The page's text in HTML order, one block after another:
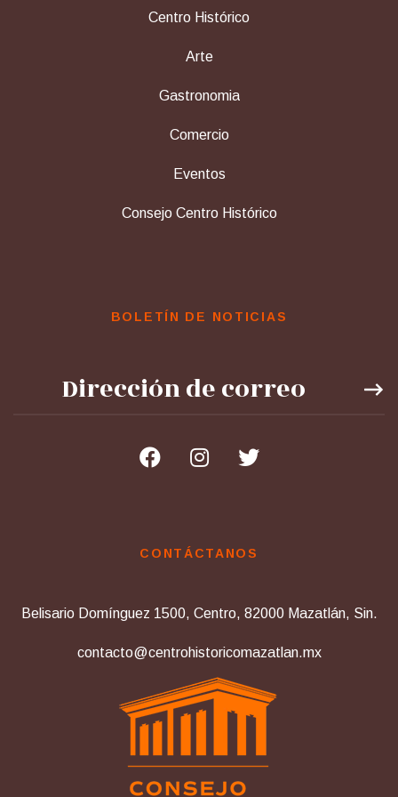
Centro Histórico
Arte
Gastronomia
Comercio
Eventos
Consejo Centro Histórico
BOLETÍN DE NOTICIAS
CONTÁCTANOS
Belisario Domínguez 1500, Centro, 82000 Mazatlán, Sin.
contacto@centrohistoricomazatlan.mx